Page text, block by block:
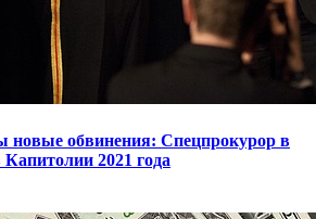
новые обвинения: Спецпрокурор в
Капитолии 2021 года